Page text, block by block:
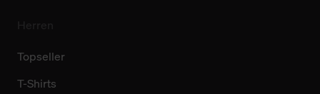
Topseller
T-Shirts